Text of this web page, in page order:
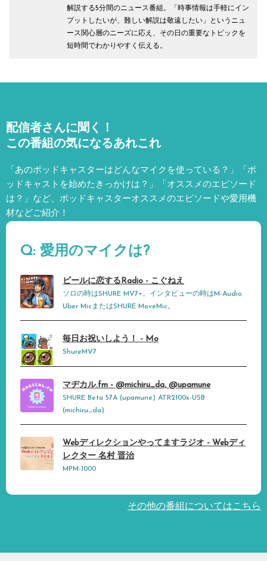
解説する5分間のニュース番組。「時事情報は手軽にイン
プットしたいが、難しい解説は敬遠したい」というニュ
ース関心層のニーズに応え、その日の重要なトピックを
短時間でわかりやすく伝える。
配信者さんに聞く！
この番組の気になるあれこれ
「あのポッドキャスターはどんなマイクを使っている？」「ポ
ッドキャストを始めたきっかけは？」「オススメのエピソード
は？」など、 ポッドキャスターオススメのエピソードや愛用機
材などご紹介！
Q: 愛用のマイクは?
ビールに恋するRadio - こぐねえ
ソロの時はSHURE MV7+。インタビューの時はM-Audio
Uber MicまたはSHURE MoveMic。
毎日お祝いしよう！ - Mo
ShureMV7
マヂカル.fm - @michiru_da, @upamune
SHURE Beta 57A (upamune) ATR2100x-USB
(michiru_da)
Webディレクションやってますラジオ - Webディ
レクター 名村 晋治
MPM-1000
その他の番組についてはこちら